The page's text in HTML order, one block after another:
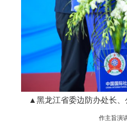
▲黑龙江省委边防办处长、
作主旨演